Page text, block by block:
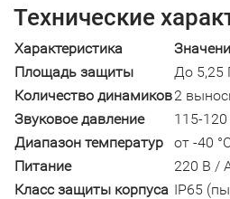
Технические
Характеристика
Площадь защиты
До 5,25
Количество динамиков2
Звуковое давление
115-
Диапазон температур
от -40
Питание
220 В /
Класс защиты корпуса IP65